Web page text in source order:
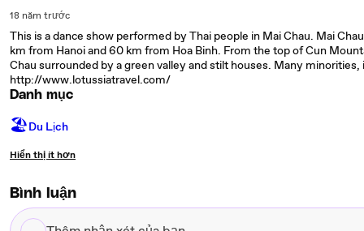
18 năm trước
This is a dance show performed by Thai people in Mai Chau. Mai
km from Hanoi and 60 km from Hoa Binh. From the top of Cun
Chau surrounded by a green valley and stilt houses. Many
http://www.lotussiatravel.com/
Danh mục
🏖Du Lịch
Hiển thị ít hơn
Bình luận